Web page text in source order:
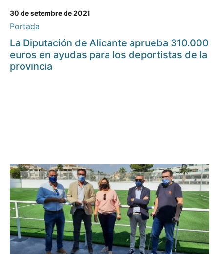
30 de setembre de 2021
Portada
La Diputación de Alicante aprueba 310.000
euros en ayudas para los deportistas de la
provincia